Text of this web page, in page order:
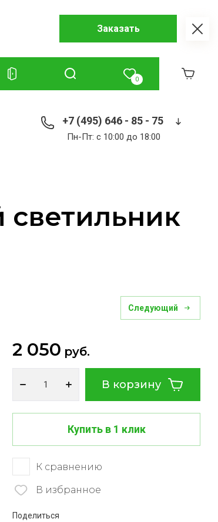
Заказать
0
+7 (495) 646 - 85 - 75
Пн-Пт: с 10:00 до 18:00
Следующий
2 050 руб.
В корзину
Купить в 1 клик
К сравнению
В избранное
Поделиться